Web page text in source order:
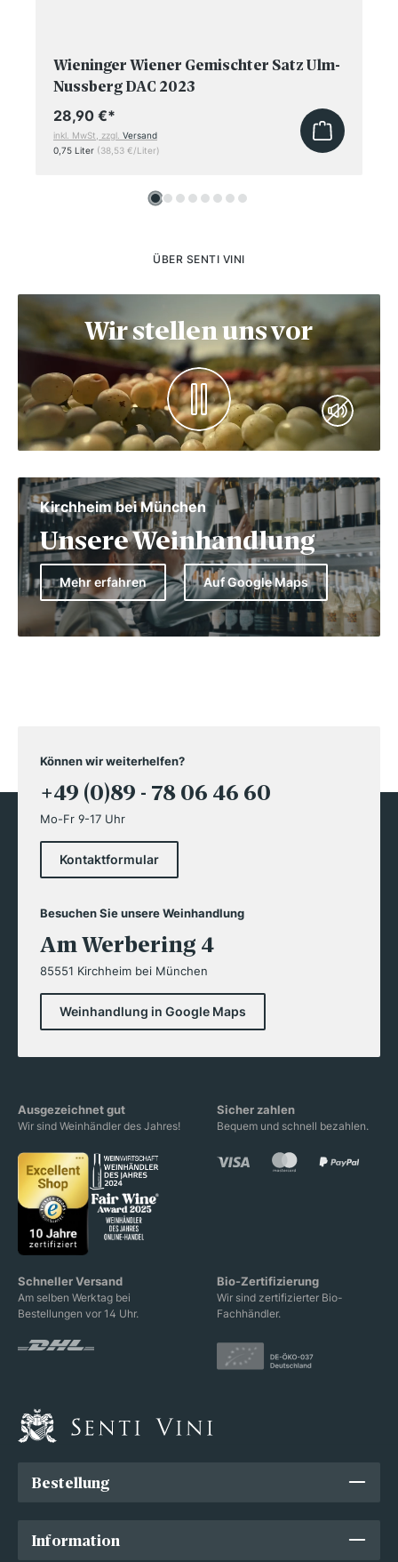
Wieninger Wiener Gemischter Satz Ulm-
Nussberg DAC 2023
28,90 €*
inkl. MwSt, zzgl. Versand
0,75 Liter (38,53 €/Liter)
ÜBER SENTI VINI
Wir stellen uns vor
Kirchheim bei München
Unsere Weinhandlung
Mehr erfahren Auf Google Maps
Können wir weiterhelfen?
+49 (0)89 - 78 06 46 60
Mo-Fr 9-17 Uhr
Kontaktformular
Besuchen Sie unsere Weinhandlung
Am Werbering 4
85551 Kirchheim bei München
Weinhandlung in Google Maps
Ausgezeichnet gut
Wir sind Weinhändler des Jahres!
Sicher zahlen
Bequem und schnell bezahlen.
Schneller Versand
Am selben Werktag bei
Bestellungen vor 14 Uhr.
Bio-Zertifizierung
Wir sind zertifizierter Bio-
Fachhändler.
Bestellung
Information